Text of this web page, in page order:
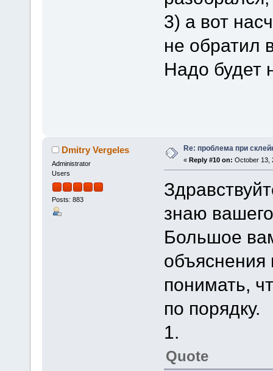
3) а вот
не обратил
Надо будет
Dmitry Vergeles
Administrator
Users
Posts: 883
Re: проблема при
« Reply #10 on: October 13,
знаю
Большое
объяснения
понимать,
по порядку.
1.
Quote